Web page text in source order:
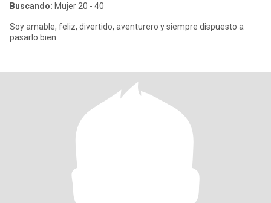
Buscando: Mujer 20 - 40
Soy amable, feliz, divertido, aventurero y siempre dispuesto a
pasarlo bien.